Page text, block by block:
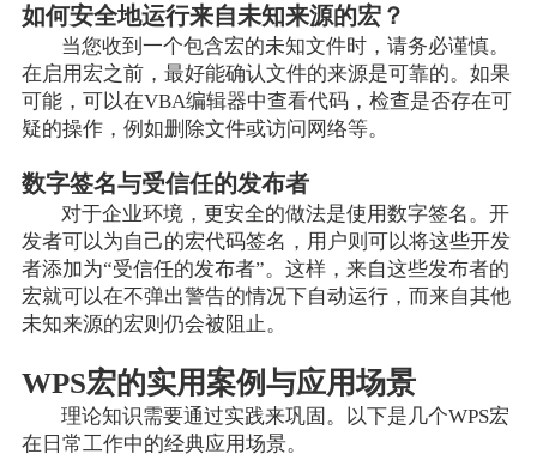
如何安全地运行来自未知来源的宏？
当您收到一个包含宏的未知文件时，请务必谨慎。
在启用宏之前，最好能确认文件的来源是可靠的。如果
可能，可以在VBA编辑器中查看代码，检查是否存在可
疑的操作，例如删除文件或访问网络等。
数字签名与受信任的发布者
对于企业环境，更安全的做法是使用数字签名。开
发者可以为自己的宏代码签名，用户则可以将这些开发
者添加为“受信任的发布者”。这样，来自这些发布者的
宏就可以在不弹出警告的情况下自动运行，而来自其他
未知来源的宏则仍会被阻止。
WPS宏的实用案例与应用场景
理论知识需要通过实践来巩固。以下是几个WPS宏
在日常工作中的经典应用场景。